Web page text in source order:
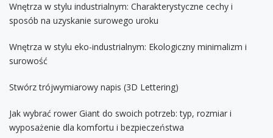
Wnętrza w stylu industrialnym: Charakterystyczne cechy i
sposób na uzyskanie surowego uroku
Wnętrza w stylu eko-industrialnym: Ekologiczny minimalizm i
surowość
Stwórz trójwymiarowy napis (3D Lettering)
Jak wybrać rower Giant do swoich potrzeb: typ, rozmiar i
wyposażenie dla komfortu i bezpieczeństwa